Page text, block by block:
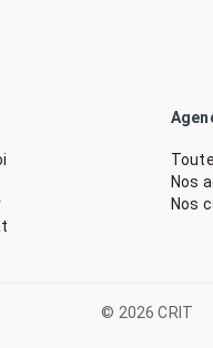
Nos
Nos
© 2026 CRIT